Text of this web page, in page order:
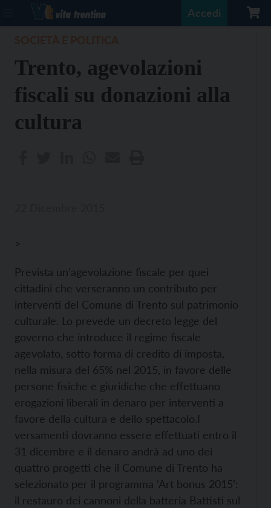
Accedi
Trento, agevolazioni
fiscali su donazioni alla
cultura
>
Prevista un’agevolazione fiscale per quei
cittadini che verseranno un contributo per
interventi del Comune di Trento sul patrimonio
culturale. Lo prevede un decreto legge del
governo che introduce il regime fiscale
agevolato, sotto forma di credito di imposta,
nella misura del 65% nel 2015, in favore delle
persone fisiche e giuridiche che effettuano
erogazioni liberali in denaro per interventi a
favore della cultura e dello spettacolo.I
versamenti dovranno essere effettuati entro il
31 dicembre e il denaro andrà ad uno dei
quattro progetti che il Comune di Trento ha
selezionato per il programma ‘Art bonus 2015’:
il restauro dei cannoni della batteria Battisti sul